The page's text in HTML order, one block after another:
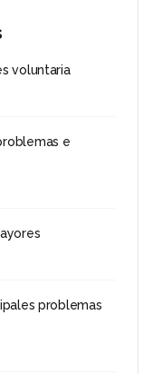
voluntaria
e
problemas